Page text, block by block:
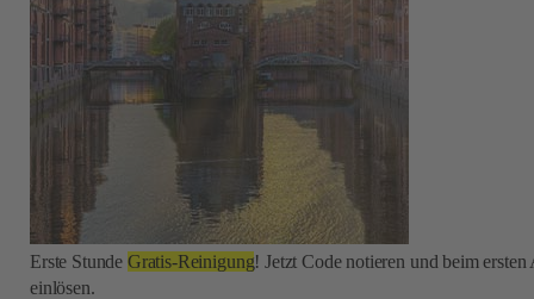
Erste Stunde Gratis-Reinigung! Jetzt Code notieren und beim ersten
einlösen.